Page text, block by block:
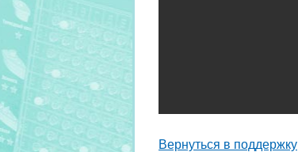
Вернуться в поддержку